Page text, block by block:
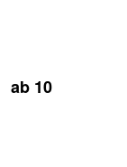
ab 10